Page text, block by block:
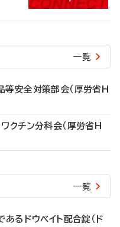
一覧
安全対策部会（厚労省H
クチン分科会（厚労省H
一覧
るドウベイト配合錠（ド